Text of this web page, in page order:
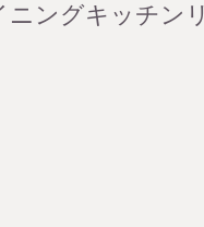
ニングキッチン